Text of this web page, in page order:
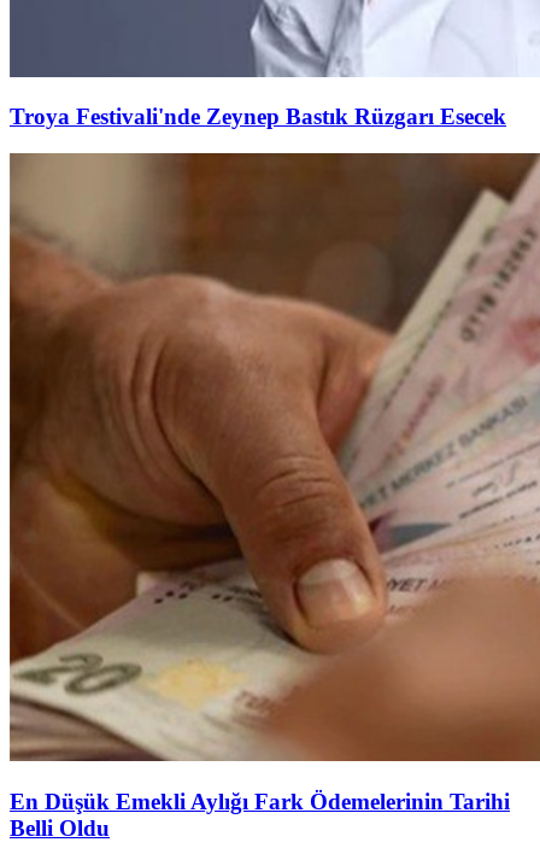
Troya Festivali'nde Zeynep Bastık Rüzgarı Esecek
En Düşük Emekli Aylığı Fark Ödemelerinin Tarihi
Belli Oldu